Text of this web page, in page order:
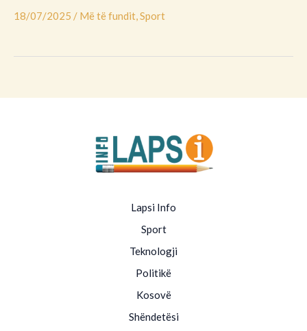
për
saj
18/07/2025 / Më të fundit,Sport
Lapsi Info
Sport
Teknologji
Politikë
Kosovë
Shëndetësi